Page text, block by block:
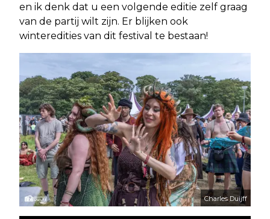
en ik denk dat u een volgende editie zelf graag
van de partij wilt zijn. Er blijken ook
winteredities van dit festival te bestaan!
Charles Duijff